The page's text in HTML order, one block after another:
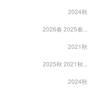
2024秋
2026春 2025春...
2021秋
2025秋 2021秋...
2024秋